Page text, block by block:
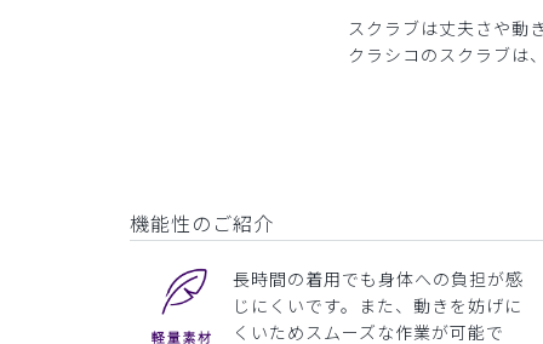
スクラブは丈夫さや動
クラシコのスクラブは
機能性のご紹介
長時間の着用でも身体への負担が感
じにくいです。また、動きを妨げに
くいためスムーズな作業が可能で